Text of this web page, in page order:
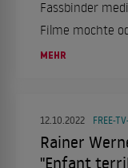
Fassbinder
Filme mochte
immer. Der
lässt dabei viele
MEHR
12.10.2022 FREE-
Rainer
"Enfant